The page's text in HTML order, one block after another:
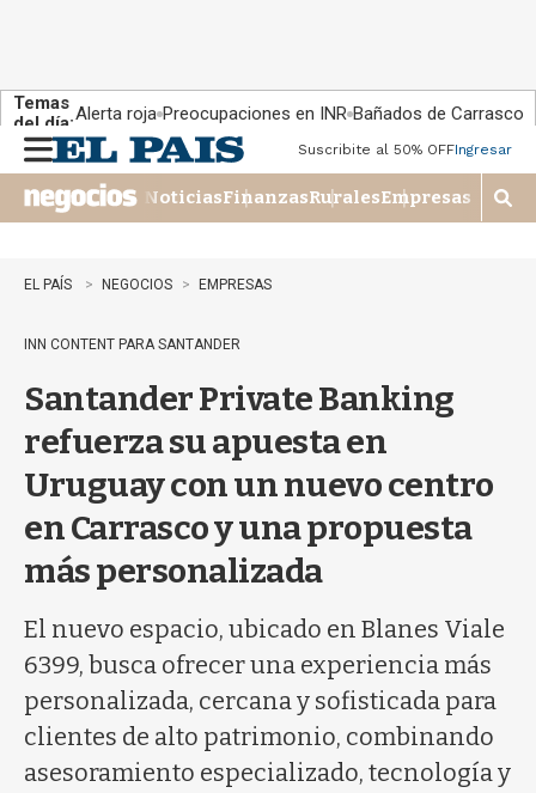
Temas
del día:Alerta roja Preocupaciones en INR Bañados de Carrasco
n
u
Suscribite al 50% OFFIngresar
NoticiasFinanzasRuralesEmpresas
M
o
EL PAÍS NEGOCIOS EMPRESAS
INN CONTENT PARA SANTANDER
Santander Private Banking
refuerza su apuesta en
Uruguay con un nuevo centro
en Carrasco y una propuesta
más personalizada
El nuevo espacio, ubicado en Blanes Viale
6399, busca ofrecer una experiencia más
personalizada, cercana y sofisticada para
clientes de alto patrimonio, combinando
asesoramiento especializado, tecnología y